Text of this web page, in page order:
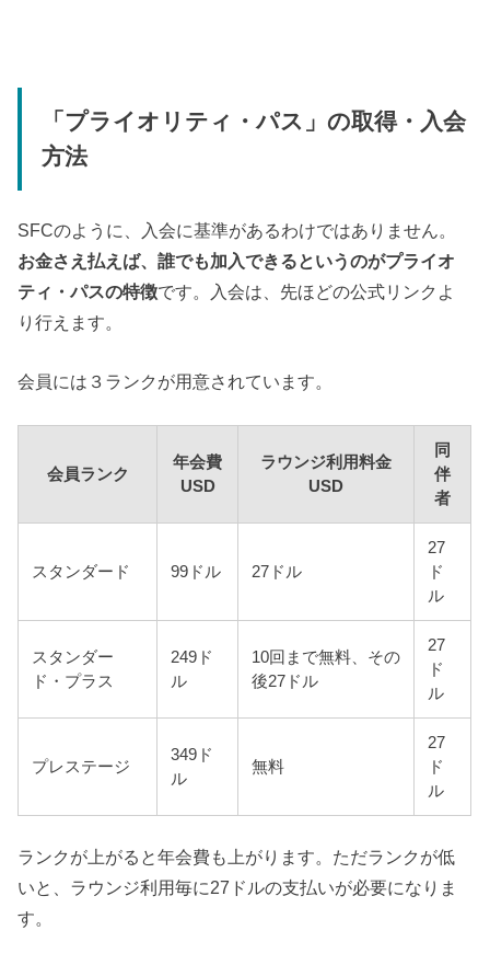
「プライオリティ・パス」の取得・入会
方法
SFCのように、入会に基準があるわけではありません。
お金さえ払えば、誰でも加入できるというのがプライオ
ティ・パスの特徴です。入会は、先ほどの公式リンクよ
り行えます。
会員には３ランクが用意されています。
会員ランク
年会費
USD
ラウンジ利用料金
USD
同
伴
者
スタンダード 99ドル 27ドル
27
ド
ル
スタンダー
ド・プラス
249ド
ル
10回まで無料、その
後27ドル
27
ド
ル
プレステージ
349ド
ル
無料
27
ド
ル
ランクが上がると年会費も上がります。ただランクが低
いと、ラウンジ利用毎に27ドルの支払いが必要になりま
す。